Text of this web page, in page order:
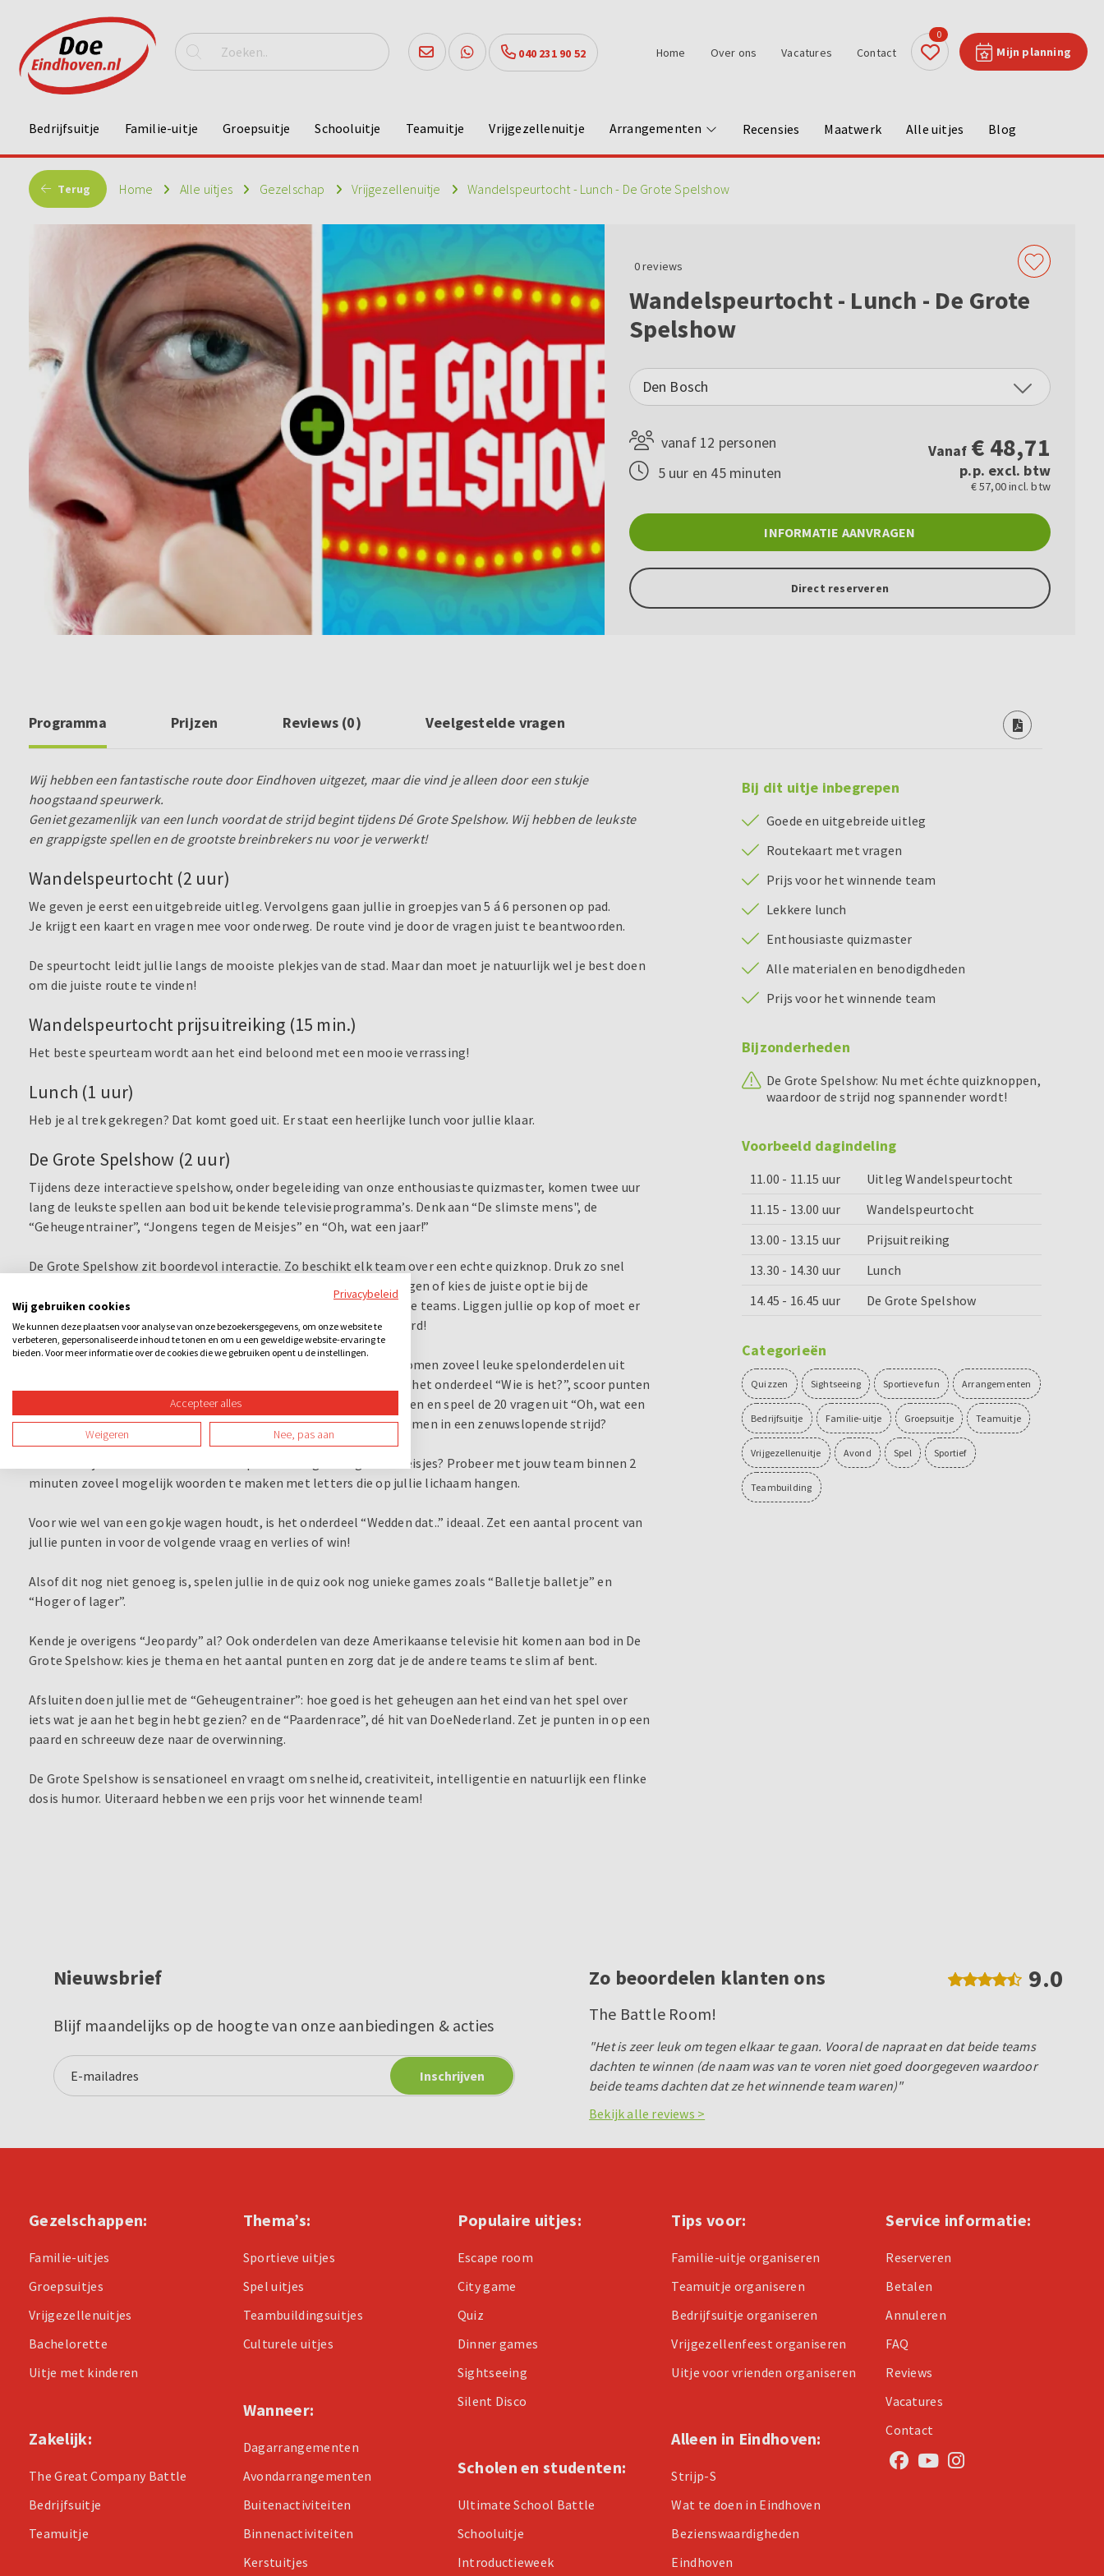
040 231 90 52 Mijn planning
0
Home Over ons Vacatures Contact
Bedrijfsuitje Familie-uitje Groepsuitje Schooluitje Teamuitje Vrijgezellenuitje Arrangementen Recensies Maatwerk Alle uitjes Blog
Terug Home Alle uitjes Gezelschap Vrijgezellenuitje Wandelspeurtocht - Lunch - De Grote Spelshow
0reviews
Wandelspeurtocht - Lunch - De Grote
Spelshow
Den Bosch
vanaf 12 personen
5 uur en 45 minuten
Vanaf € 48,71
p.p. excl. btw
€ 57,00 incl. btw
INFORMATIE AANVRAGEN
Direct reserveren
Programma Prijzen Reviews (0) Veelgestelde vragen
Wij hebben een fantastische route door Eindhoven uitgezet, maar die vind je alleen door een stukje
hoogstaand speurwerk.
Geniet gezamenlijk van een lunch voordat de strijd begint tijdens Dé Grote Spelshow. Wij hebben de leukste
en grappigste spellen en de grootste breinbrekers nu voor je verwerkt!
Wandelspeurtocht (2 uur)
We geven je eerst een uitgebreide uitleg. Vervolgens gaan jullie in groepjes van 5 á 6 personen op pad.
Je krijgt een kaart en vragen mee voor onderweg. De route vind je door de vragen juist te beantwoorden.
De speurtocht leidt jullie langs de mooiste plekjes van de stad. Maar dan moet je natuurlijk wel je best doen
om die juiste route te vinden!
Wandelspeurtocht prijsuitreiking (15 min.)
Het beste speurteam wordt aan het eind beloond met een mooie verrassing!
Lunch (1 uur)
Heb je al trek gekregen? Dat komt goed uit. Er staat een heerlijke lunch voor jullie klaar.
De Grote Spelshow (2 uur)
Tijdens deze interactieve spelshow, onder begeleiding van onze enthousiaste quizmaster, komen twee uur
lang de leukste spellen aan bod uit bekende televisieprogramma’s. Denk aan “De slimste mens", de
“Geheugentrainer”, “Jongens tegen de Meisjes” en “Oh, wat een jaar!”
De Grote Spelshow zit boordevol interactie. Zo beschikt elk team over een echte quizknop. Druk zo snel
mogelijk op de knop om antwoord te geven op de quiz- en fotovragen of kies de juiste optie bij de
meerkeuzevragen. Bovendien zien jullie live de tussenstand van alle teams. Liggen jullie op kop of moet er
nog een tandje bij? Sla op de knop en geef direct het juiste antwoord!
Eigenlijk is twee uur bijna te kort voor De Grote Spelshow. Jullie komen zoveel leuke spelonderdelen uit
verschillende televisieprogramma’s tegen! Ga de strijd aan tijdens het onderdeel “Wie is het?”, scoor punten
bij het “Rad van Fortuin”, voorspel hoe de getoonde filmpjes aflopen en speel de 20 vragen uit “Oh, wat een
jaar!” Onthoud jij alle 20 antwoorden en kun je deze ook nog benoemen in een zenuwslopende strijd?
En kennen jullie het hilarische letterspel van Jongens tegen de Meisjes? Probeer met jouw team binnen 2
minuten zoveel mogelijk woorden te maken met letters die op jullie lichaam hangen.
Voor wie wel van een gokje wagen houdt, is het onderdeel “Wedden dat..” ideaal. Zet een aantal procent van
jullie punten in voor de volgende vraag en verlies of win!
Alsof dit nog niet genoeg is, spelen jullie in de quiz ook nog unieke games zoals “Balletje balletje” en
“Hoger of lager”.
Kende je overigens “Jeopardy” al? Ook onderdelen van deze Amerikaanse televisie hit komen aan bod in De
Grote Spelshow: kies je thema en het aantal punten en zorg dat je de andere teams te slim af bent.
Afsluiten doen jullie met de “Geheugentrainer”: hoe goed is het geheugen aan het eind van het spel over
iets wat je aan het begin hebt gezien? en de “Paardenrace”, dé hit van DoeNederland. Zet je punten in op een
paard en schreeuw deze naar de overwinning.
De Grote Spelshow is sensationeel en vraagt om snelheid, creativiteit, intelligentie en natuurlijk een flinke
dosis humor. Uiteraard hebben we een prijs voor het winnende team!
Bij dit uitje inbegrepen
Goede en uitgebreide uitleg
Routekaart met vragen
Prijs voor het winnende team
Lekkere lunch
Enthousiaste quizmaster
Alle materialen en benodigdheden
Prijs voor het winnende team
Bijzonderheden
De Grote Spelshow: Nu met échte quizknoppen,
waardoor de strijd nog spannender wordt!
Voorbeeld dagindeling
11.00 - 11.15 uur
Uitleg Wandelspeurtocht
11.15 - 13.00 uur
Wandelspeurtocht
13.00 - 13.15 uur
Prijsuitreiking
13.30 - 14.30 uur
Lunch
14.45 - 16.45 uur
De Grote Spelshow
Categorieën
Quizzen Sightseeing Sportieve fun Arrangementen
Bedrijfsuitje Familie-uitje Groepsuitje Teamuitje
Vrijgezellenuitje Avond Spel Sportief
Teambuilding
Nieuwsbrief
Blijf maandelijks op de hoogte van onze aanbiedingen & acties
Zo beoordelen klanten ons 9.0
The Battle Room!
"Het is zeer leuk om tegen elkaar te gaan. Vooral de napraat en dat beide teams
dachten te winnen (de naam was van te voren niet goed doorgegeven waardoor
beide teams dachten dat ze het winnende team waren)"
Bekijk alle reviews >
Gezelschappen:
Familie-uitjes
Groepsuitjes
Vrijgezellenuitjes
Bachelorette
Uitje met kinderen
Zakelijk:
The Great Company Battle
Bedrijfsuitje
Teamuitje
Thema’s:
Sportieve uitjes
Spel uitjes
Teambuildingsuitjes
Culturele uitjes
Wanneer:
Dagarrangementen
Avondarrangementen
Buitenactiviteiten
Binnenactiviteiten
Kerstuitjes
Populaire uitjes:
Escape room
City game
Quiz
Dinner games
Sightseeing
Silent Disco
Scholen en studenten:
Ultimate School Battle
Schooluitje
Introductieweek
Tips voor:
Familie-uitje organiseren
Teamuitje organiseren
Bedrijfsuitje organiseren
Vrijgezellenfeest organiseren
Uitje voor vrienden organiseren
Alleen in Eindhoven:
Strijp-S
Wat te doen in Eindhoven
Bezienswaardigheden
Eindhoven
Service informatie:
Reserveren
Betalen
Annuleren
FAQ
Reviews
Vacatures
Contact
Privacybeleid
Wij gebruiken cookies
We kunnen deze plaatsen voor analyse van onze bezoekersgegevens, om onze website te
verbeteren, gepersonaliseerde inhoud te tonen en om u een geweldige website-ervaring te
bieden. Voor meer informatie over de cookies die we gebruiken opent u de instellingen.
Accepteer alles
Weigeren Nee, pas aan